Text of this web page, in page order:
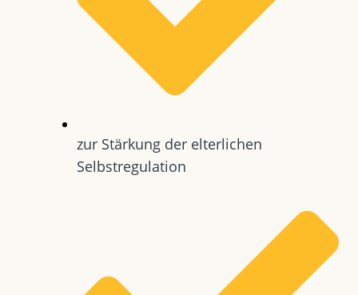
zur Stärkung der elterlichen
Selbstregulation